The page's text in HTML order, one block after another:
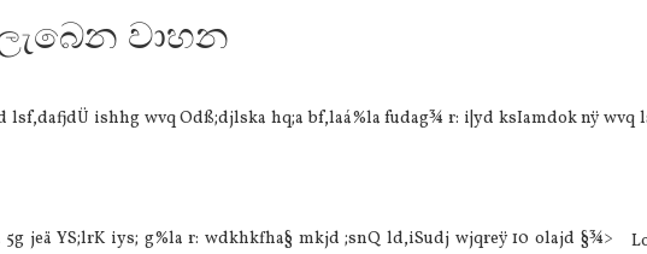
වාහන
lsf,dafjdÜ ishhg wvq Odß;djlska hq;a bf,laá‍%la fudag¾ r: i|yd ksIamdok nÿ wvq
jeä YS;lrK iys; g‍%la r: wdkhkfha§ mkjd ;snQ ld,iSudj wjqreÿ 10 olajd §¾>